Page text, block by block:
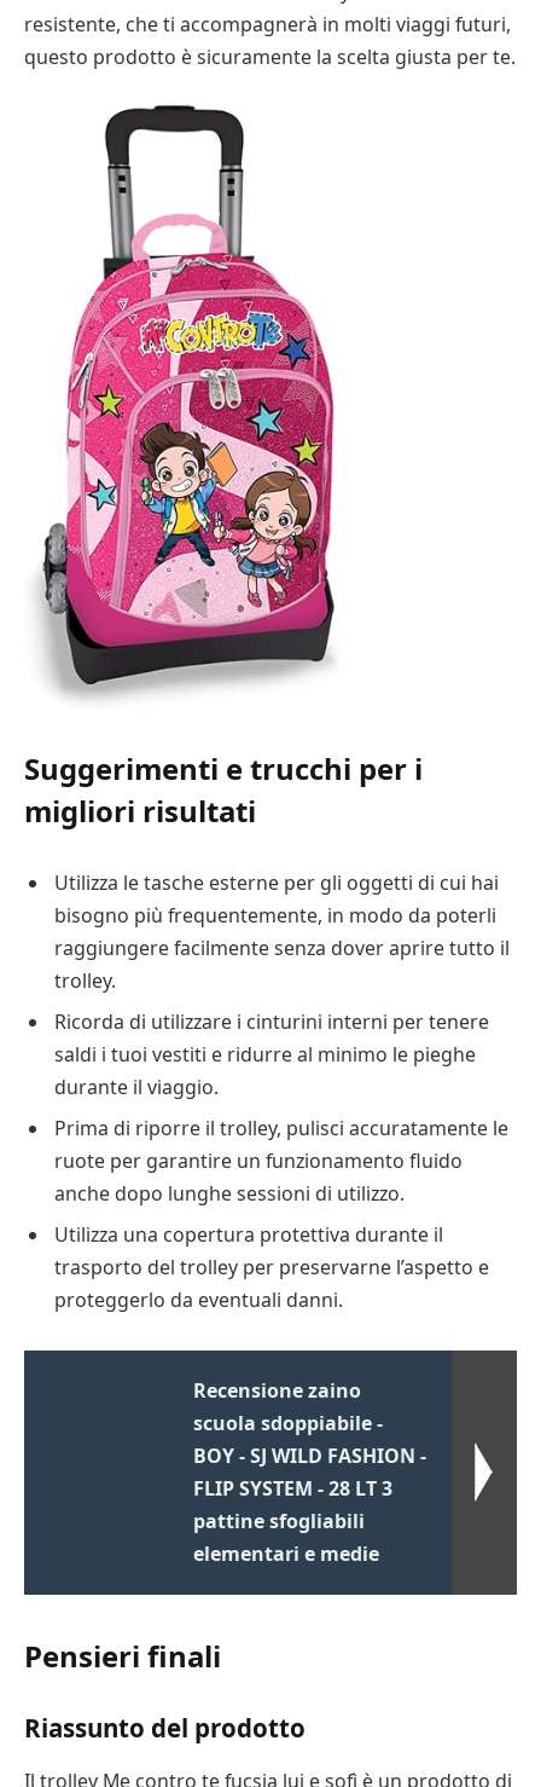
resistente, che ti accompagnerà in molti viaggi futuri,
questo prodotto è sicuramente la scelta giusta per te.
Suggerimenti e trucchi per i
migliori risultati
Utilizza le tasche esterne per gli oggetti di cui hai
bisogno più frequentemente, in modo da poterli
raggiungere facilmente senza dover aprire tutto il
trolley.
Ricorda di utilizzare i cinturini interni per tenere
saldi i tuoi vestiti e ridurre al minimo le pieghe
durante il viaggio.
Prima di riporre il trolley, pulisci accuratamente le
ruote per garantire un funzionamento fluido
anche dopo lunghe sessioni di utilizzo.
Utilizza una copertura protettiva durante il
trasporto del trolley per preservarne l’aspetto e
proteggerlo da eventuali danni.
Recensione zaino
scuola sdoppiabile -
BOY - SJ WILD FASHION -
FLIP SYSTEM - 28 LT 3
pattine sfogliabili
elementari e medie
Pensieri finali
Riassunto del prodotto
Il trolley Me contro te fucsia lui e sofì è un prodotto di